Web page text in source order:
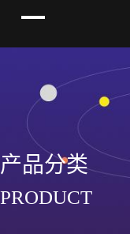
产品分类
PRODUCT